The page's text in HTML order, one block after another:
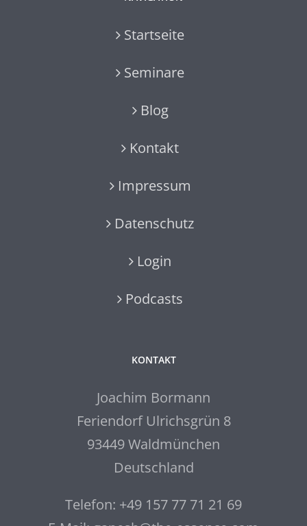
Startseite
Seminare
Blog
Kontakt
Impressum
Datenschutz
Login
Podcasts
KONTAKT
Joachim Bormann
Feriendorf Ulrichsgrün 8
93449 Waldmünchen
Deutschland
Telefon: +49 157 77 71 21 69